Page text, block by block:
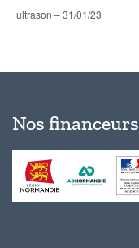
ultrason – 31/01/23
Nos financeurs